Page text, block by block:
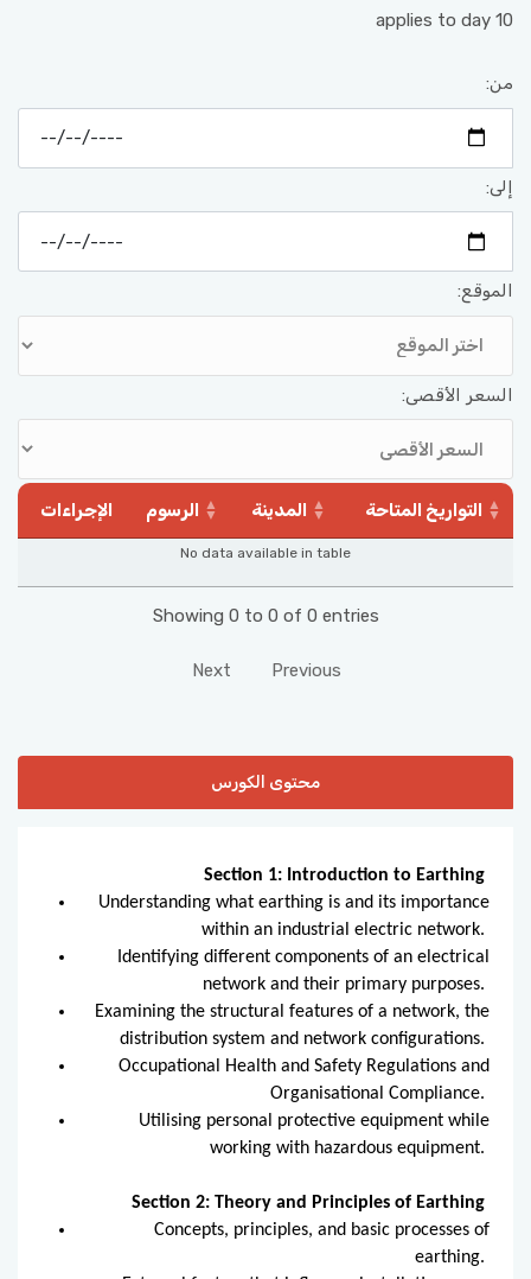
applies to day 10
من:
إلى:
الموقع:
السعر الأقصى:
التواريخ المتاحة المدينة الرسوم الإجراءات
No data available in table
Showing 0 to 0 of 0 entries
Previous
Next
محتوى الكورس
Section 1: Introduction to Earthing
Understanding what earthing is and its importance
within an industrial electric network.
Identifying different components of an electrical
network and their primary purposes.
Examining the structural features of a network, the
distribution system and network configurations.
Occupational Health and Safety Regulations and
Organisational Compliance.
Utilising personal protective equipment while
working with hazardous equipment.
Section 2: Theory and Principles of Earthing
Concepts, principles, and basic processes of
earthing.